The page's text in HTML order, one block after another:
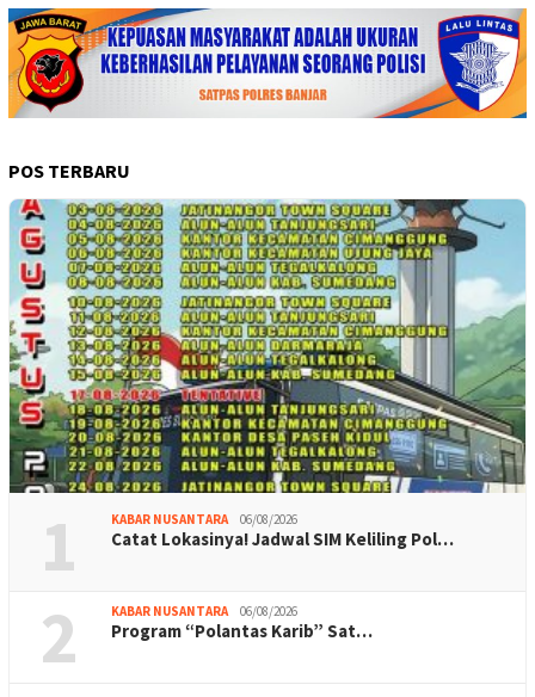
POS TERBARU
1 KABAR NUSANTARA 06/08/2026
Catat Lokasinya! Jadwal SIM Keliling Pol…
2 KABAR NUSANTARA 06/08/2026
Program “Polantas Karib” Sat…